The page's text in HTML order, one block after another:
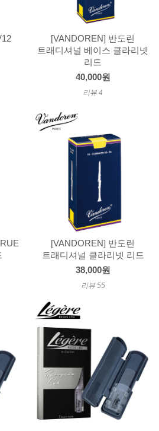
[VANDOREN] 반도린
트래디셔널 베이스 클라리넷
리드
40,000원
리뷰 4
[VANDOREN] 반도린
트래디셔널 클라리넷 리드
38,000원
리뷰 55